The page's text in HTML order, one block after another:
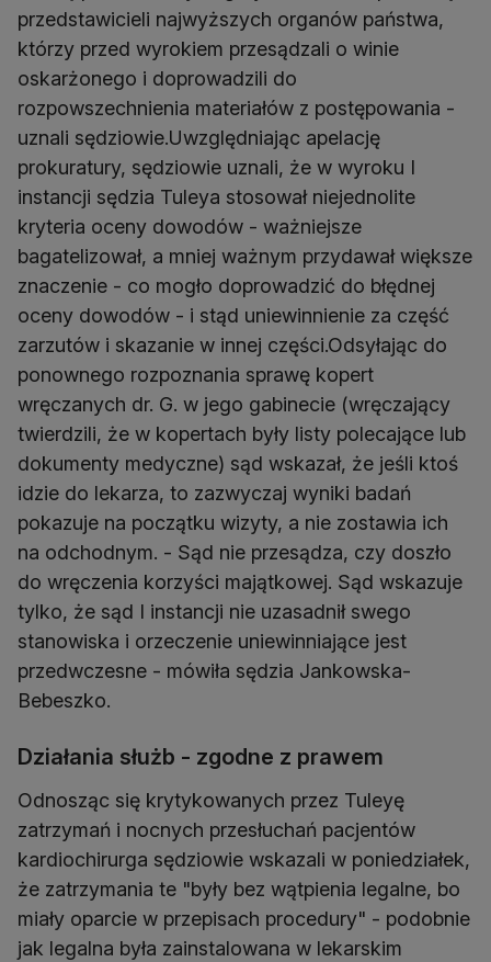
przedstawicieli najwyższych organów państwa,
którzy przed wyrokiem przesądzali o winie
oskarżonego i doprowadzili do
rozpowszechnienia materiałów z postępowania -
uznali sędziowie.Uwzględniając apelację
prokuratury, sędziowie uznali, że w wyroku I
instancji sędzia Tuleya stosował niejednolite
kryteria oceny dowodów - ważniejsze
bagatelizował, a mniej ważnym przydawał większe
znaczenie - co mogło doprowadzić do błędnej
oceny dowodów - i stąd uniewinnienie za część
zarzutów i skazanie w innej części.Odsyłając do
ponownego rozpoznania sprawę kopert
wręczanych dr. G. w jego gabinecie (wręczający
twierdzili, że w kopertach były listy polecające lub
dokumenty medyczne) sąd wskazał, że jeśli ktoś
idzie do lekarza, to zazwyczaj wyniki badań
pokazuje na początku wizyty, a nie zostawia ich
na odchodnym. - Sąd nie przesądza, czy doszło
do wręczenia korzyści majątkowej. Sąd wskazuje
tylko, że sąd I instancji nie uzasadnił swego
stanowiska i orzeczenie uniewinniające jest
przedwczesne - mówiła sędzia Jankowska-
Bebeszko.
Działania służb - zgodne z prawem
Odnosząc się krytykowanych przez Tuleyę
zatrzymań i nocnych przesłuchań pacjentów
kardiochirurga sędziowie wskazali w poniedziałek,
że zatrzymania te "były bez wątpienia legalne, bo
miały oparcie w przepisach procedury" - podobnie
jak legalna była zainstalowana w lekarskim